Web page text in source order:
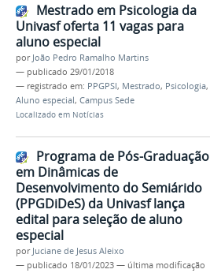
Mestrado em Psicologia da
Univasf oferta 11 vagas para
aluno especial
por João Pedro Ramalho Martins
— publicado 29/01/2018
— registrado em: PPGPSI, Mestrado, Psicologia,
Aluno especial, Campus Sede
Localizado em Notícias
Programa de Pós-Graduação
em Dinâmicas de
Desenvolvimento do Semiárido
(PPGDiDeS) da Univasf lança
edital para seleção de aluno
especial
por Juciane de Jesus Aleixo
— publicado 18/01/2023 — última modificação